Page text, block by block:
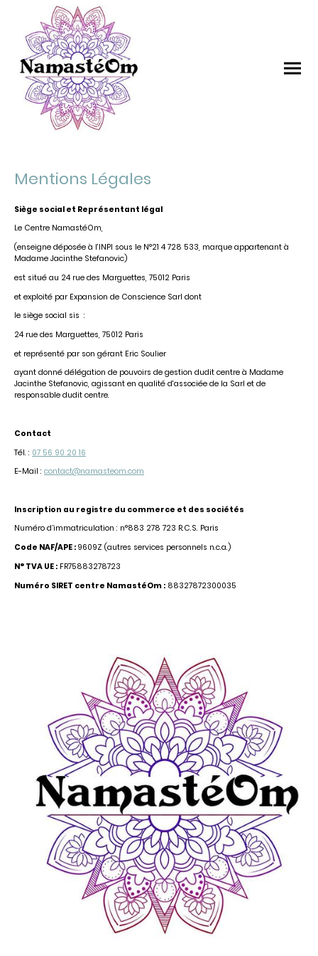
Mentions Légales
Siège social et Représentant légal
Le Centre NamastéOm,
(enseigne déposée à l'INPI sous le N°21 4 728 533, marque appartenant à
Madame Jacinthe Stefanovic)
est situé au 24 rue des Marguettes, 75012 Paris
et exploité par Expansion de Conscience Sarl dont
le siège social sis :
24 rue des Marguettes, 75012 Paris
et représenté par son gérant Eric Soulier
ayant donné délégation de pouvoirs de gestion dudit centre à Madame
Jacinthe Stefanovic, agissant en qualité d'associée de la Sarl et de
responsable dudit centre.
Contact
Tél. : 07 56 90 20 16
E-Mail : contact@namasteom.com
Inscription au registre du commerce et des sociétés
Numéro d’immatriculation : n°883 278 723 R.C.S. Paris
Code NAF/APE : 9609Z (autres services personnels n.c.a.)
N° TVA UE : FR75883278723
Numéro SIRET centre NamastéOm : 88327872300035